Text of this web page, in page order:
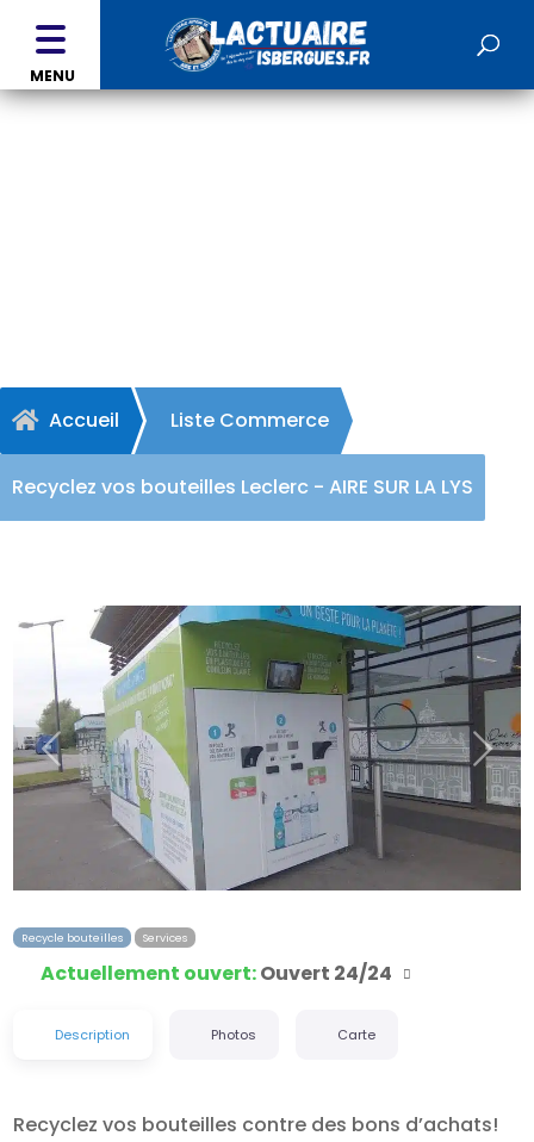
MENU
 Accueil Liste Commerce
Recyclez vos bouteilles Leclerc - AIRE SUR LA LYS
Précédent
Recycle bouteilles Services
Actuellement ouvert:Ouvert 24/24
Description Photos Carte
Recyclez vos bouteilles contre des bons d’achats!